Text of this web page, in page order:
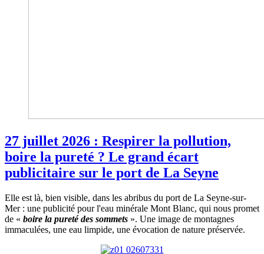
27 juillet 2026 : Respirer la pollution,
boire la pureté ? Le grand écart
publicitaire sur le port de La Seyne
Elle est là, bien visible, dans les abribus du port de La Seyne-sur-
Mer : une publicité pour l'eau minérale Mont Blanc, qui nous promet
de « boire la pureté des sommets ». Une image de montagnes
immaculées, une eau limpide, une évocation de nature préservée.